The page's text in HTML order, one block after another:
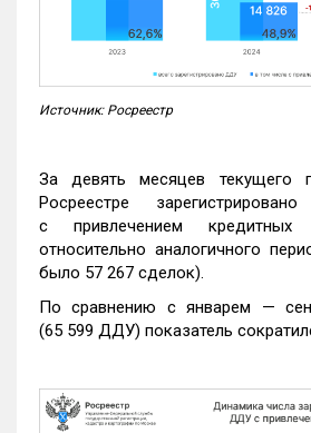
Источник: Росреестр
За девять месяцев текущего
Росреестре
с привлечением кредитных
относительно аналогичного
было 57 267 сделок).
По сравнению с январем —
(65 599 ДДУ) показатель